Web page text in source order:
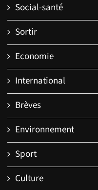
Social-santé
Sortir
Economie
International
Brèves
Environnement
Sport
Culture